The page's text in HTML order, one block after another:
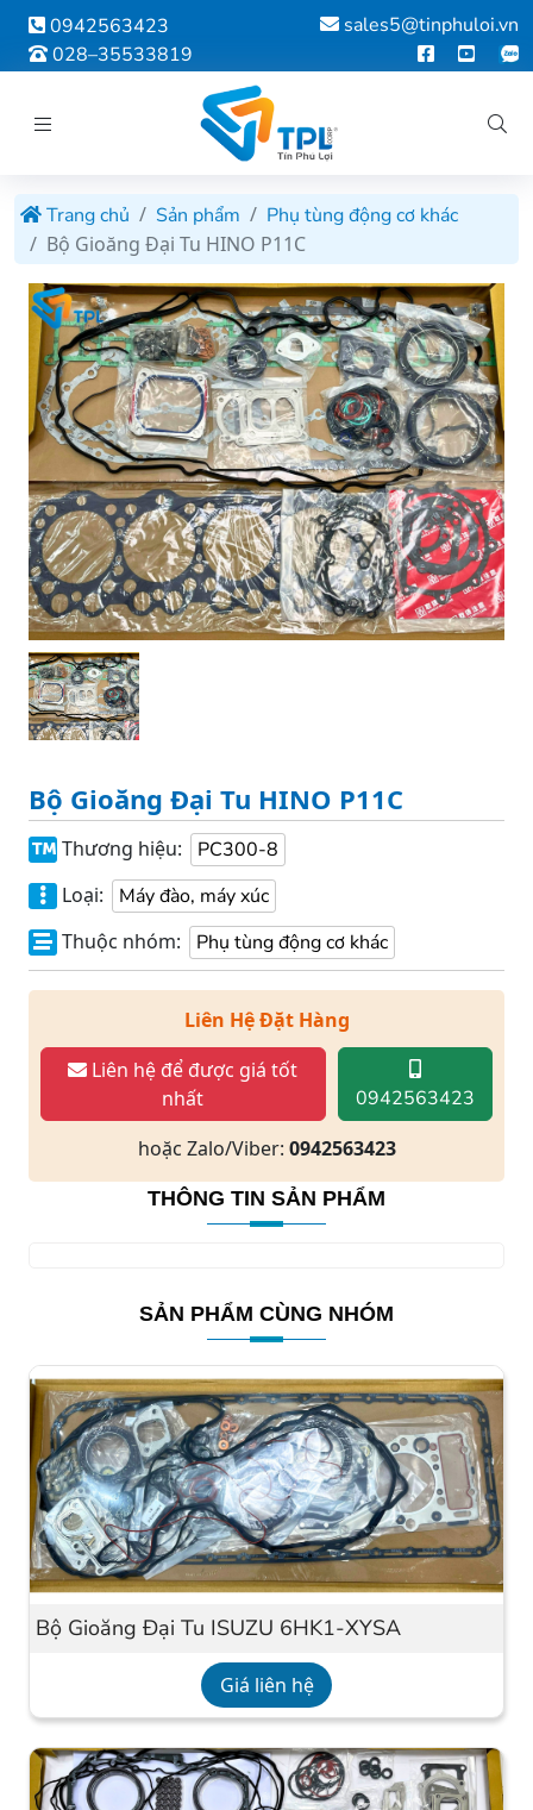
0942563423
028–35533819
sales5@tinphuloi.vn
Trang chủ Sản phẩm
Phụ tùng động cơ khác
Bộ Gioăng Đại Tu HINO P11C
Bộ Gioăng Đại Tu HINO P11C
Thương hiệu:
PC300-8
Loại:
Máy đào, máy xúc
Thuộc nhóm:
Phụ tùng động cơ khác
Liên Hệ Đặt Hàng
Liên hệ để được giá tốt
nhất
0942563423
hoặc Zalo/Viber: 0942563423
THÔNG TIN SẢN PHẨM
SẢN PHẨM CÙNG NHÓM
Bộ Gioăng Đại Tu ISUZU 6HK1-XYSA
Giá liên hệ